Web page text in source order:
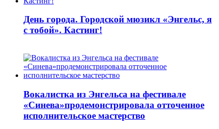
День города. Городской мюзикл «Энгельс, я
с тобой». Кастинг!
Вокалистка из Энгельса на фестивале
«Синева»продемонстрировала отточенное
исполнительское мастерство